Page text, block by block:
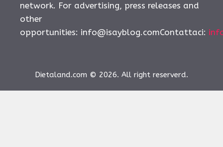
network. For advertising, press releases and
other
opportunities: info@isayblog.comContattaci:
Dietaland.com © 2026. All right reserverd.